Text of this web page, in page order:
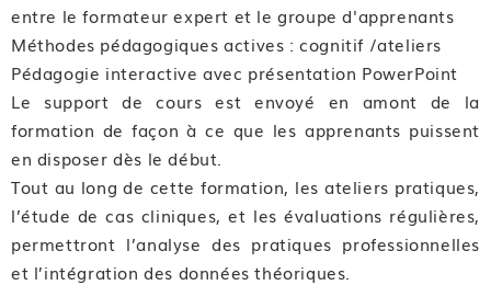
Compétence 02 : Maîtriser le diagnostic d’infection
urinaire
Module 04 : Le diagnostic
Module 05 : Les paramètres biologiques
Compétence 03 : Prendre en charge les infections
urinaires
Module 06 : La prise en charge conventionnelle
Module 07 : La phytothérapie
Module 08 : L’intégration du système immunitaire
entre le formateur expert et le groupe d'apprenants
Méthodes pédagogiques actives : cognitif /ateliers
Pédagogie interactive avec présentation PowerPoint
Le support de cours est envoyé en amont de la
formation de façon à ce que les apprenants puissent
en disposer dès le début.
Tout au long de cette formation, les ateliers pratiques,
l’étude de cas cliniques, et les évaluations régulières,
permettront l’analyse des pratiques professionnelles
et l’intégration des données théoriques.